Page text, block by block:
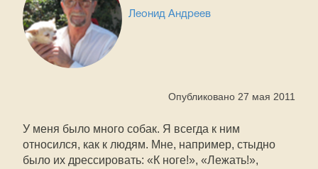
Леонид Андреев
Опубликовано 27 мая 2011
У меня было много собак. Я всегда к ним
относился, как к людям. Мне, например, стыдно
было их дрессировать: «К ноге!», «Лежать!»,